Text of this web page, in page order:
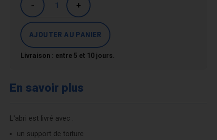
- +
Livraison : entre 5 et 10 jours.
En savoir plus
L'abri est livré avec :
un support de toiture